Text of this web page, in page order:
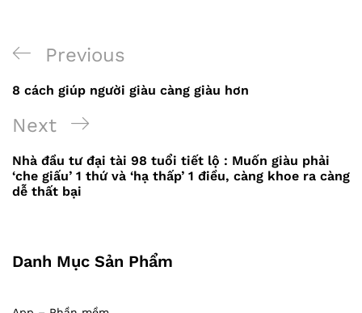
hướng
bài
viết
Previous
Post
Previous
8 cách giúp người giàu càng giàu hơn
Next
Post
Next
Nhà đầu tư đại tài 98 tuổi tiết lộ : Muốn giàu phải
‘che giấu’ 1 thứ và ‘hạ thấp’ 1 điều, càng khoe ra càng
dễ thất bại
Danh Mục Sản Phẩm